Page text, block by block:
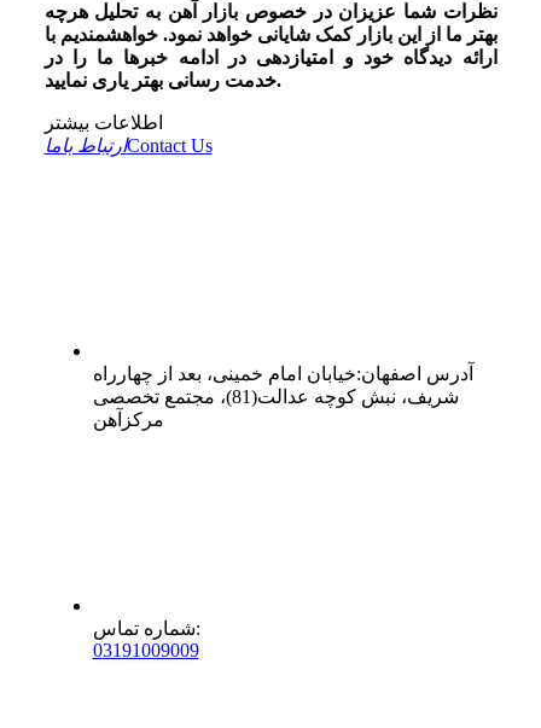
نظرات شما عزیزان در خصوص بازار آهن به تحلیل هرچه
بهتر ما از این بازار کمک شایانی خواهد نمود. خواهشمندیم با
ارائه دیدگاه خود و امتیازدهی در ادامه خبرها ما را در
خدمت رسانی بهتر یاری نمایید.
اطلاعات بیشتر
ارتباط باماContact Us
آدرس اصفهان:خیابان امام خمینی، بعد از چهارراه
شریف، نبش کوچه عدالت(81)، مجتمع تخصصی
مرکزآهن
شماره تماس:
03191009009